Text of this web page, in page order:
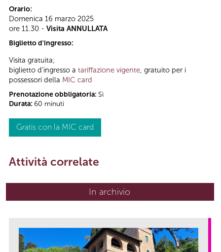
Orario:
Domenica 16 marzo 2025
ore 11.30 - Visita ANNULLATA
Biglietto d'ingresso:
Visita gratuita;
biglietto d'ingresso a tariffazione vigente, gratuito per i
possessori della MIC card
Prenotazione obbligatoria: Sì
Durata: 60 minuti
Gratis con la MIC card
Attività correlate
In archivio